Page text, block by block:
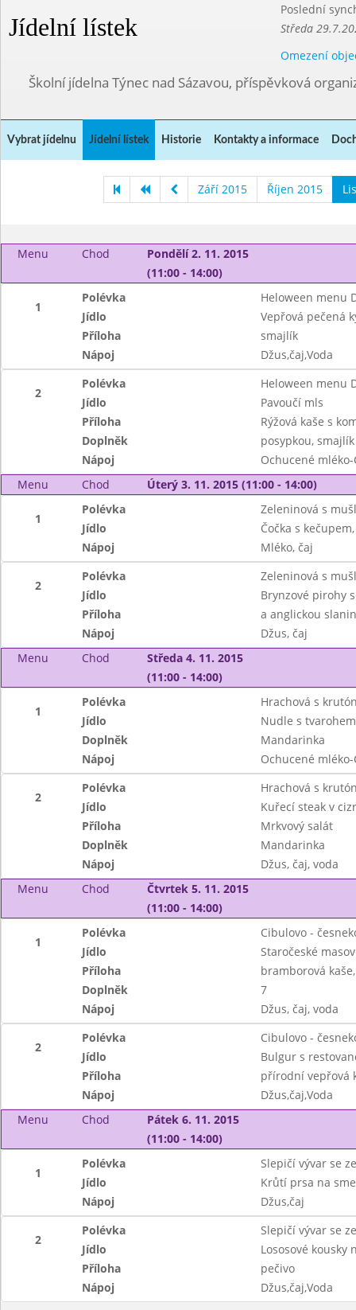
Jídelní lístek
Poslední
Středa
Omezení
Školní jídelna Týnec nad Sázavou, příspěvková
Vybrat jídelnu Jídelní lístek Historie Kontakty a informace
Září 2015 Říjen 2015
Menu Chod
Pondělí 2. 11. 2015
(11:00 - 14:00)
1
Polévka
Heloween menu
Jídlo
Vepřová pečená
Příloha
smajlík
Nápoj
Džus,čaj,Voda
2
Polévka
Heloween menu
Jídlo
Pavoučí mls
Příloha
Rýžová kaše s
Doplněk
posypkou, smajlík
Nápoj
Ochucené mléko-
Menu
Chod Úterý 3. 11. 2015 (11:00 - 14:00)
1
Polévka
Zeleninová s
Jídlo
Čočka s
Nápoj
Mléko, čaj
2
Polévka
Zeleninová s
Jídlo
Brynzové pirohy
Příloha
a anglickou
Nápoj
Džus, čaj
Menu
Chod
Středa 4. 11. 2015
(11:00 - 14:00)
1
Polévka
Hrachová s
Jídlo
Nudle s
Doplněk
Mandarinka
Nápoj
Ochucené mléko-
2
Polévka
Hrachová s
Jídlo
Kuřecí steak v
Příloha
Mrkvový salát
Doplněk
Mandarinka
Nápoj
Džus, čaj, voda
Menu
Chod
Čtvrtek 5. 11. 2015
(11:00 - 14:00)
1
Polévka
Cibulovo -
Jídlo
Staročeské
Příloha
bramborová
Doplněk
7
Nápoj
Džus, čaj, voda
2
Polévka
Cibulovo -
Jídlo
Bulgur s
Příloha
přírodní vepřová
Nápoj
Džus,čaj,Voda
Menu
Chod
Pátek 6. 11. 2015
(11:00 - 14:00)
1
Polévka
Slepičí vývar se
Jídlo
Krůtí prsa na
Nápoj
Džus,čaj
2
Polévka
Slepičí vývar se
Jídlo
Lososové
Příloha
pečivo
Nápoj
Džus,čaj,Voda